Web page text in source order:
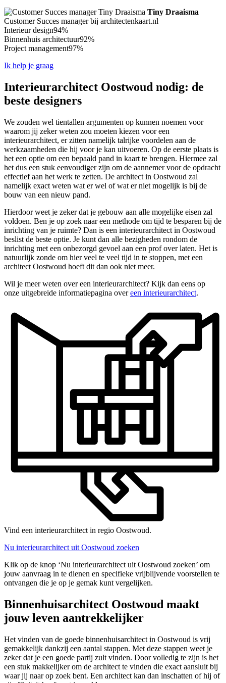
Tiny Draaisma
Customer Succes manager bij architectenkaart.nl
Interieur design94%
Binnenhuis architectuur92%
Project management97%
Ik help je graag
Interieurarchitect Oostwoud nodig: de
beste designers
We zouden wel tientallen argumenten op kunnen noemen voor
waarom jij zeker weten zou moeten kiezen voor een
interieurarchitect, er zitten namelijk talrijke voordelen aan de
werkzaamheden die hij voor je kan uitvoeren. Op de eerste plaats is
het een optie om een bepaald pand in kaart te brengen. Hiermee zal
het dus een stuk eenvoudiger zijn om de aannemer voor de opdracht
effectief aan het werk te zetten. De architect in Oostwoud zal
namelijk exact weten wat er wel of wat er niet mogelijk is bij de
bouw van een nieuw pand.
Hierdoor weet je zeker dat je gebouw aan alle mogelijke eisen zal
voldoen. Ben je op zoek naar een methode om tijd te besparen bij de
inrichting van je ruimte? Dan is een interieurarchitect in Oostwoud
beslist de beste optie. Je kunt dan alle bezigheden rondom de
inrichting met een onbezorgd gevoel aan een prof over laten. Het is
natuurlijk zonde om hier veel te veel tijd in te stoppen, met een
architect Oostwoud hoeft dit dan ook niet meer.
Wil je meer weten over een interieurarchitect? Kijk dan eens op
onze uitgebreide informatiepagina overeen interieurarchitect.
Vind een interieurarchitect in regio Oostwoud.
Nu interieurarchitect uit Oostwoud zoeken
Klik op de knop ‘Nu interieurarchitect uit Oostwoud zoeken’ om
jouw aanvraag in te dienen en specifieke vrijblijvende voorstellen te
ontvangen die je op je gemak kunt vergelijken.
Binnenhuisarchitect Oostwoud maakt
jouw leven aantrekkelijker
Het vinden van de goede binnenhuisarchitect in Oostwoud is vrij
gemakkelijk dankzij een aantal stappen. Met deze stappen weet je
zeker dat je een goede partij zult vinden. Door volledig te zijn is het
een stuk makkelijker om de architect te vinden die exact aansluit bij
waar jij naar op zoek bent. Een architect kan dan inschatten of hij of